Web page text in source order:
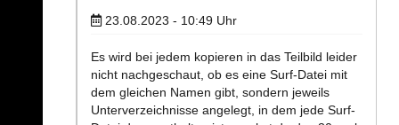
23.08.2023 - 10:49 Uhr
Es wird bei jedem kopieren in das Teilbild leider
nicht nachgeschaut, ob es eine Surf-Datei mit
dem gleichen Namen gibt, sondern jeweils
Unterverzeichnisse angelegt, in dem jede Surf-